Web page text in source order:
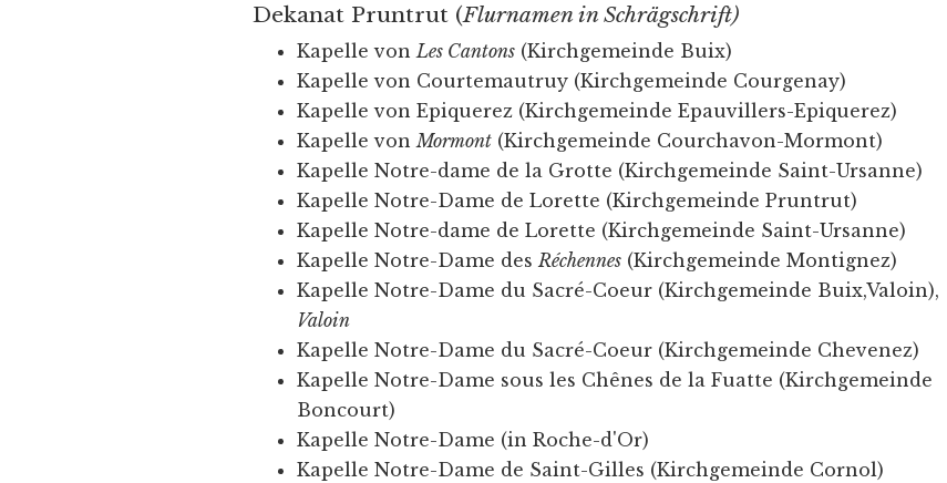
Dekanat Pruntrut (Flurnamen in Schrägschrift)
Kapelle vonLes Cantons (Kirchgemeinde Buix)
Kapelle von Courtemautruy (Kirchgemeinde Courgenay)
Kapelle von Epiquerez (Kirchgemeinde Epauvillers-Epiquerez)
Kapelle vonMormont (Kirchgemeinde Courchavon-Mormont)
Kapelle Notre-dame de la Grotte (Kirchgemeinde Saint-Ursanne)
Kapelle Notre-Dame de Lorette (Kirchgemeinde Pruntrut)
Kapelle Notre-dame de Lorette (Kirchgemeinde Saint-Ursanne)
Kapelle Notre-Dame desRéchennes (Kirchgemeinde Montignez)
Kapelle Notre-Dame du Sacré-Coeur (Kirchgemeinde Buix,Valoin),
Valoin
Kapelle Notre-Dame du Sacré-Coeur (Kirchgemeinde Chevenez)
Kapelle Notre-Dame sous les Chênes de la Fuatte (Kirchgemeinde
Boncourt)
Kapelle Notre-Dame (in Roche-d'Or)
Kapelle Notre-Dame de Saint-Gilles (Kirchgemeinde Cornol)